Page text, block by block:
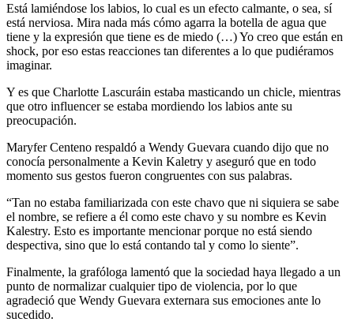
Está lamiéndose los labios, lo cual es un efecto calmante, o sea, sí
está nerviosa. Mira nada más cómo agarra la botella de agua que
tiene y la expresión que tiene es de miedo (…) Yo creo que están en
shock, por eso estas reacciones tan diferentes a lo que pudiéramos
imaginar.
Y es que Charlotte Lascuráin estaba masticando un chicle, mientras
que otro influencer se estaba mordiendo los labios ante su
preocupación.
Maryfer Centeno respaldó a Wendy Guevara cuando dijo que no
conocía personalmente a Kevin Kaletry y aseguró que en todo
momento sus gestos fueron congruentes con sus palabras.
“Tan no estaba familiarizada con este chavo que ni siquiera se sabe
el nombre, se refiere a él como este chavo y su nombre es Kevin
Kalestry. Esto es importante mencionar porque no está siendo
despectiva, sino que lo está contando tal y como lo siente”.
Finalmente, la grafóloga lamentó que la sociedad haya llegado a un
punto de normalizar cualquier tipo de violencia, por lo que
agradeció que Wendy Guevara externara sus emociones ante lo
sucedido.